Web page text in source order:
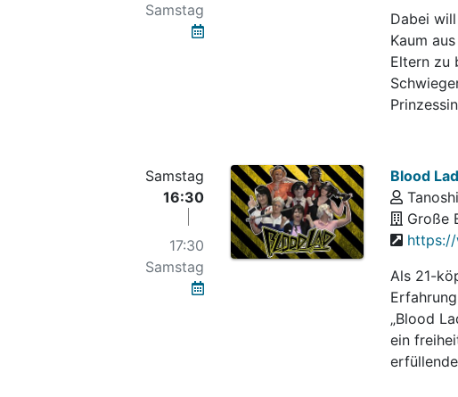
Samstag
Dabei
Kaum
Eltern zu
Samstag
16:30
17:30
Samstag
Blood
Große
Als 21-
„Blood
ein